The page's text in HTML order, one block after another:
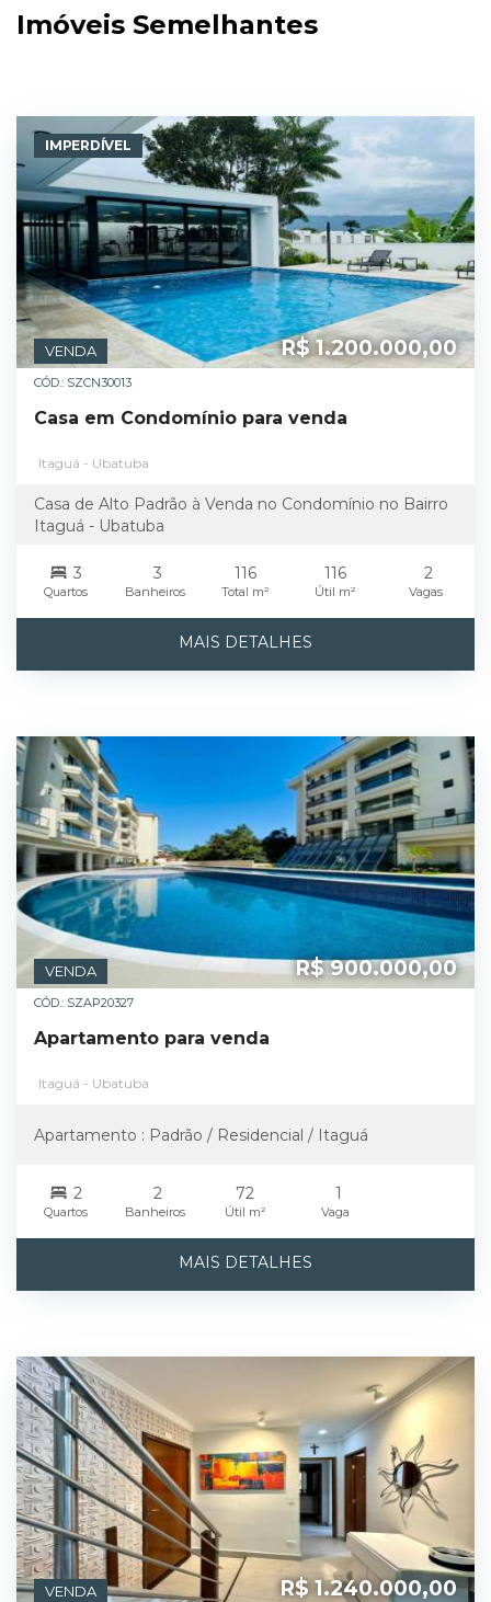
Imóveis Semelhantes
IMPERDÍVEL
VENDA R$ 1.200.000,00
CÓD.: SZCN30013
Casa em Condomínio para venda
Itaguá - Ubatuba
Casa de Alto Padrão à Venda no Condomínio no Bairro
Itaguá - Ubatuba
3
Quartos
3
Banheiros
116
Total m²
116
Útil m²
2
Vagas
MAIS DETALHES
VENDA R$ 900.000,00
CÓD.: SZAP20327
Apartamento para venda
Itaguá - Ubatuba
Apartamento : Padrão / Residencial / Itaguá
2
Quartos
2
Banheiros
72
Útil m²
1
Vaga
MAIS DETALHES
VENDA R$ 1.240.000,00